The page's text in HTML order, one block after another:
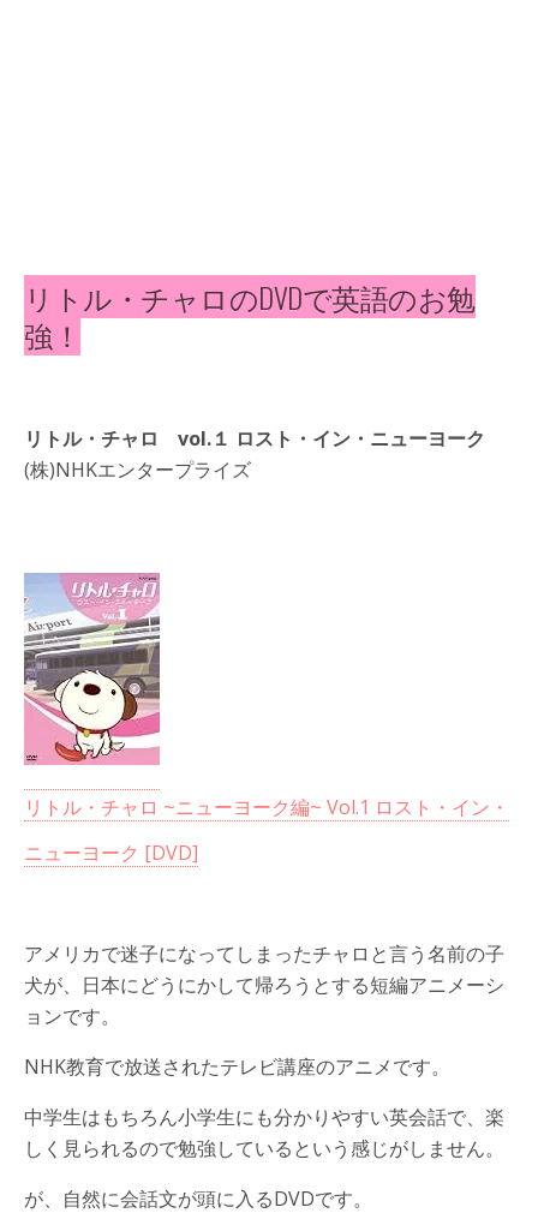
リトル・チャロのDVDで英語のお勉
強！
リトル・チャロ vol.１ ロスト・イン・ニューヨーク
(株)NHKエンタープライズ
リトル・チャロ ~ニューヨーク編~ Vol.1 ロスト・イン・
ニューヨーク [DVD]
アメリカで迷子になってしまったチャロと言う名前の子
犬が、日本にどうにかして帰ろうとする短編アニメーシ
ョンです。
NHK教育で放送されたテレビ講座のアニメです。
中学生はもちろん小学生にも分かりやすい英会話で、楽
しく見られるので勉強しているという感じがしません。
が、自然に会話文が頭に入るDVDです。